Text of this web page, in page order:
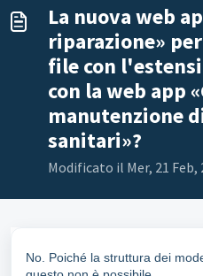
La nuova web
riparazione»
file con
con la web app
manutenzione
sanitari»?
Modificato il Mer, 21 Feb,
No. Poiché la struttura dei